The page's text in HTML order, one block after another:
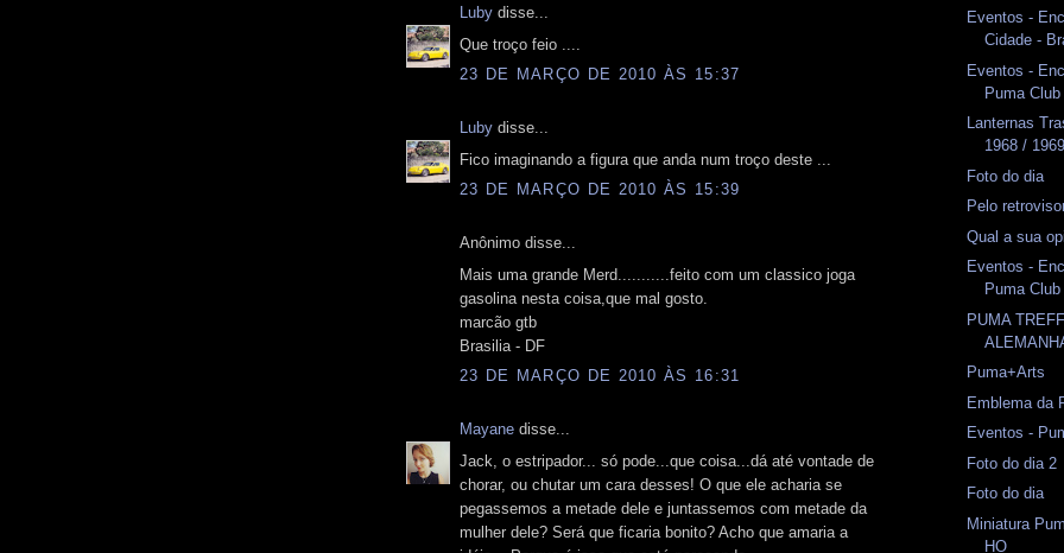
Luby disse...
Que troço feio ....
23 DE MARÇO DE 2010 ÀS 15:37
Luby disse...
Fico imaginando a figura que anda num troço deste ...
23 DE MARÇO DE 2010 ÀS 15:39
Anônimo disse...
Mais uma grande Merd...........feito com um classico joga
gasolina nesta coisa,que mal gosto.
marcão gtb
Brasilia - DF
23 DE MARÇO DE 2010 ÀS 16:31
Mayane disse...
Jack, o estripador... só pode...que coisa...dá até vontade de
chorar, ou chutar um cara desses! O que ele acharia se
pegassemos a metade dele e juntassemos com metade da
mulher dele? Será que ficaria bonito? Acho que amaria a
Eventos -
Cidade -
Eventos -
Puma Club
Lanternas
1968 / 1969
Foto do dia
Pelo
Qual a sua
Eventos -
Puma
PUMA
Puma+Arts
Emblema da
Eventos -
Foto do dia 2
Foto do dia
Miniatura
HO